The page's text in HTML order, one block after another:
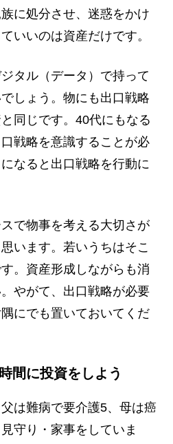
に処分させ、迷惑をかけ
いいのは資産だけです。
タル（データ）で持って
しょう。物にも出口戦略
同じです。40代にもなる
戦略を意識することが必
なると出口戦略を行動に
で物事を考える大切さが
います。若いうちはそこ
。資産形成しながらも消
やがて、出口戦略が必要
にでも置いておいてくだ
間に投資をしよう
は難病で要介護5、母は癌
守り・家事をしていま